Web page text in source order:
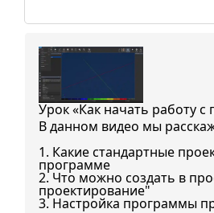
Урок «Как начать работу с
В данном видео мы
1. Какие стандартные
программе
2. Что можно создать в
проектирование"
3. Настройка программы